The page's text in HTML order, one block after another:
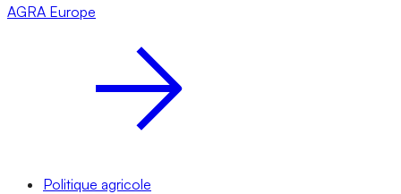
AGRA Europe
Politique agricole